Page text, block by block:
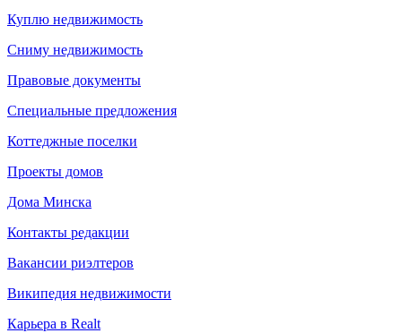
Куплю недвижимость
Сниму недвижимость
Правовые документы
Специальные предложения
Коттеджные поселки
Проекты домов
Дома Минска
Контакты редакции
Вакансии риэлтеров
Википедия недвижимости
Карьера в Realt